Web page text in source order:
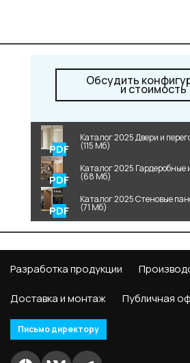
Обсудить
и стоимость
Каталог 2025 Двери и
(115 Мб)
Каталог 2025 Гардеробные
(68 Мб)
Каталог 2025 Стеновые
(71 Мб)
Разработка продукции
Доставка и монтаж Публичная
Письмо директору